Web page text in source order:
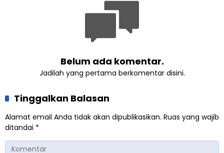
Belum ada komentar.
Jadilah yang pertama berkomentar disini.
Tinggalkan Balasan
Alamat email Anda tidak akan dipublikasikan. Ruas yang wajib
ditandai *